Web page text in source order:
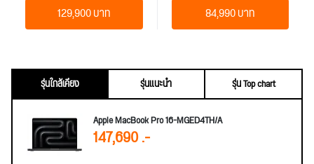
129,900 บาท 84,990 บาท
รุ่นใกล้เคียง รุ่นแนะนำ
รุ่น Top chart
Apple MacBook Pro 16-MGED4TH/A
147,690 .-